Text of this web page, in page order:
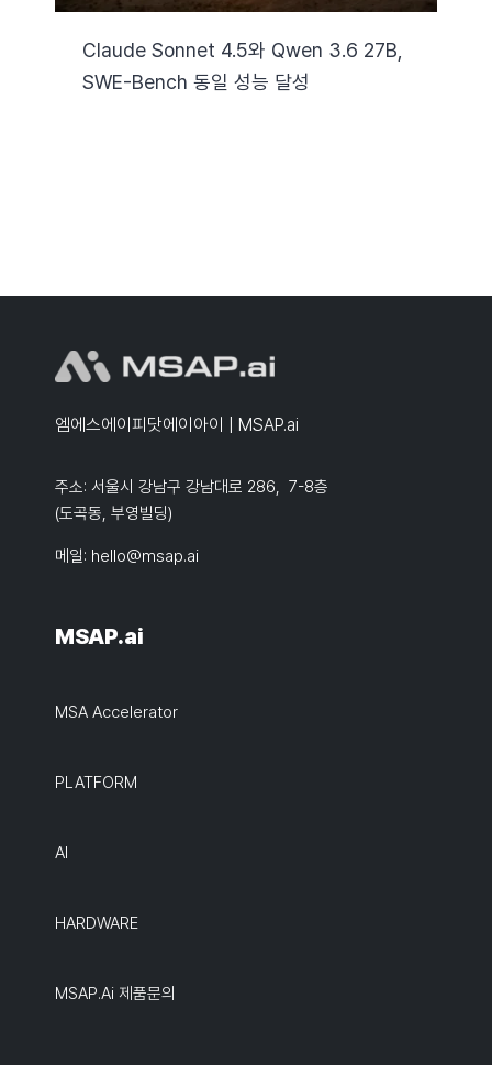
Claude Sonnet 4.5와 Qwen 3.6 27B,
SWE-Bench 동일 성능 달성
엠에스에이피닷에이아이 | MSAP.ai
주소: 서울시 강남구 강남대로 286, 7-8층
(도곡동, 부영빌딩)
메일: hello@msap.ai
MSAP.ai
MSA Accelerator
PLATFORM
AI
HARDWARE
MSAP.ai 제품문의